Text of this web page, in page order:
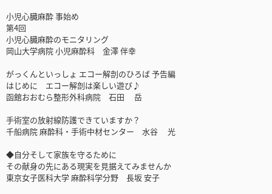
小児心臓麻酔 事始め
第4回
小児心臓麻酔のモニタリング
岡山大学病院 小児麻酔科 金澤 伴幸
がっくんといっしょ エコー解剖のひろば 予告編
はじめに エコー解剖は楽しい遊び♪
函館おおむら整形外科病院 石田 岳
手術室の放射線防護できていますか？
千船病院 麻酔科・手術中材センター 水谷 光
◆自分そして家族を守るために
その献身の先にある現実を見据えてみませんか
東京女子医科大学 麻酔科学分野 長坂 安子